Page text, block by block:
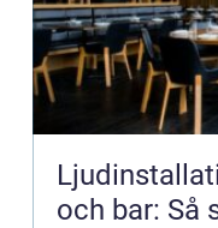
och bar: Så